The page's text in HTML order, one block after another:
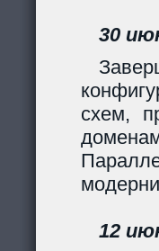
30
схем,
12